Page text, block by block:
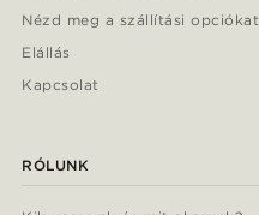
Nézd meg a szállítási opciókat
Elállás
Kapcsolat
RÓLUNK